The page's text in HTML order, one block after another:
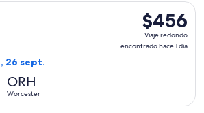
$456
Viaje
redondo,
$456
Viaje redondo
encontrado hace 1 día
26 sept.
ORH
Worcester
American Airlines, con salida el mié,